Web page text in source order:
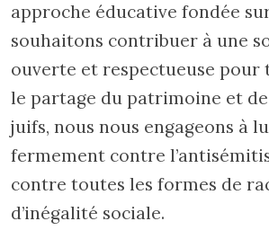
approche éducative fondée
souhaitons contribuer à une
ouverte et respectueuse pour
le partage du patrimoine et
juifs, nous nous engageons à
fermement contre
contre toutes les formes de
d’inégalité sociale.